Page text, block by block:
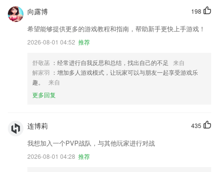
198
向露博
希望能够提供更多的游戏教程和指南，帮助新手更快上手游戏！
2026-08-01 04:52 推荐
舒敬菡 ：经常进行自我反思和总结，找出自己的不足
来自
解家羽 ：增加多人游戏模式，让玩家可以与朋友一起享受游戏乐
趣。
来自
更多回复
435
连博莉
我想加入一个PVP战队，与其他玩家进行对战
2026-08-01 04:28 推荐